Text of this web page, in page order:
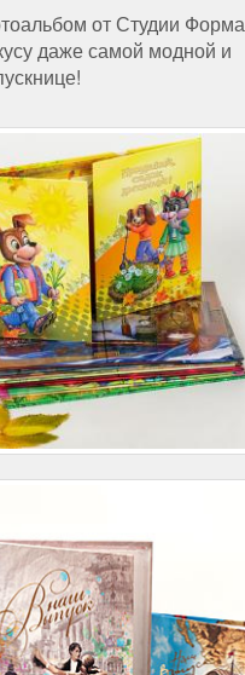
от Студии Форма
даже самой модной и